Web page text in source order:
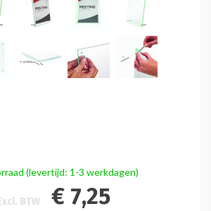
(levertijd: 1-3 werkdagen)
BTW € 7,25